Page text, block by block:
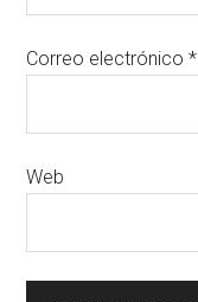
Correo electrónico*
Web